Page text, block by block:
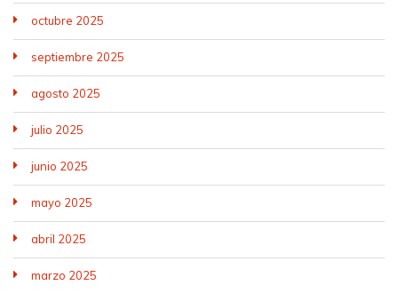
octubre 2025
septiembre 2025
agosto 2025
julio 2025
junio 2025
mayo 2025
abril 2025
marzo 2025